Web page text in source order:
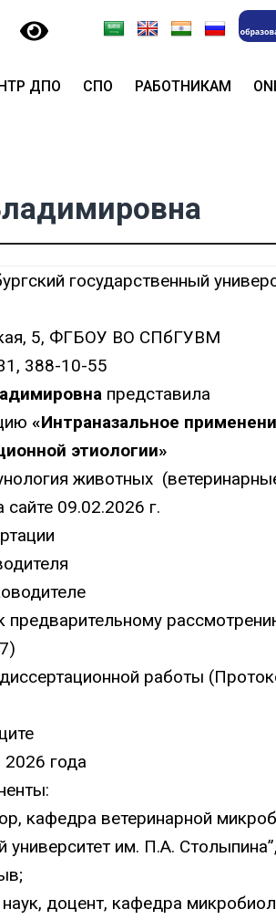
ДПО СПО РАБОТНИКАМ
государственный
5, ФГБОУ ВО СПбГУВМ
, 388-10-55
представила
«Интраназальное
этиологии»
животных
09.02.2026 г.
предварительному
работы
года
кафедра ветеринарной
им. П.А.
;
доцент, кафедра